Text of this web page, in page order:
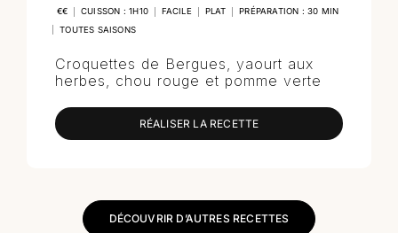
€€ CUISSON : 1H10 FACILE PLAT
PRÉPARATION : 30 MIN
TOUTES SAISONS
Croquettes de Bergues, yaourt aux
herbes, chou rouge et pomme verte
RÉALISER LA RECETTE
DÉCOUVRIR D’AUTRES RECETTES